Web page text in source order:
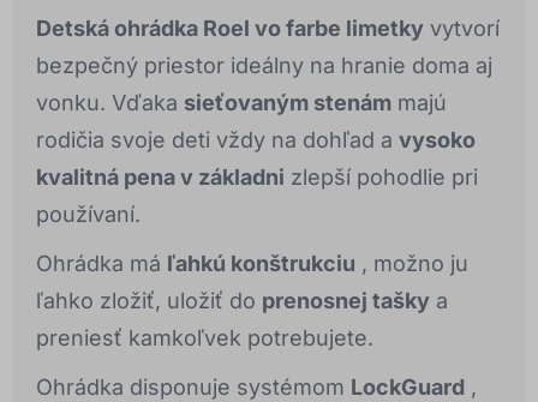
Detská ohrádka Roel vo farbe limetky vytvorí
bezpečný priestor ideálny na hranie doma aj
vonku. Vďaka sieťovaným stenám majú
rodičia svoje deti vždy na dohľad a vysoko
kvalitná pena v základni zlepší pohodlie pri
používaní.
Ohrádka má ľahkú konštrukciu , možno ju
ľahko zložiť, uložiť do prenosnej tašky a
preniesť kamkoľvek potrebujete.
Ohrádka disponuje systémom LockGuard ,